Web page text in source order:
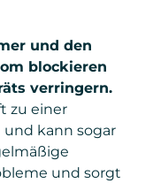
und den
blockieren
verringern.
zu einer
kann sogar
und sorgt